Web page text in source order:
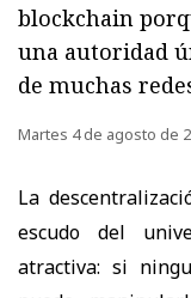
blockchain
una autoridad
de muchas
Martes 4 de agosto de
La
escudo del
atractiva: si